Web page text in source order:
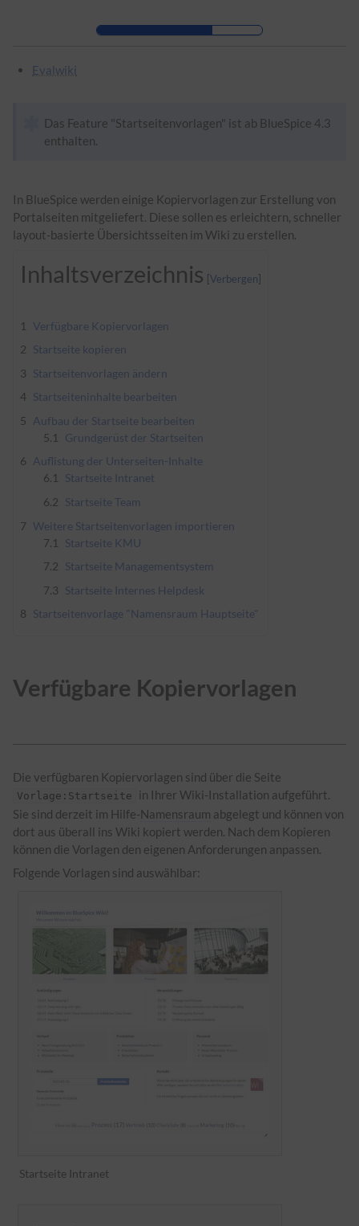
Zur Hauptnavigation
Evalwiki
Das Feature "Startseitenvorlagen" ist ab BlueSpice 4.3
enthalten.
In BlueSpice werden einige Kopiervorlagen zur Erstellung von
Portalseiten mitgeliefert. Diese sollen es erleichtern, schneller
layout-basierte Übersichtsseiten im Wiki zu erstellen.
Inhaltsverzeichnis
1
Verfügbare Kopiervorlagen
2 Startseite kopieren
3 Startseitenvorlagen ändern
4 Startseiteninhalte bearbeiten
5 Aufbau der Startseite bearbeiten
5.1
Grundgerüst der Startseiten
6 Auflistung der Unterseiten-Inhalte
6.1 Startseite Intranet
6.2 Startseite Team
7 Weitere Startseitenvorlagen importieren
7.1
Startseite KMU
7.2 Startseite Managementsystem
7.3 Startseite Internes Helpdesk
8 Startseitenvorlage "Namensraum Hauptseite"
Verfügbare Kopiervorlagen
Die verfügbaren Kopiervorlagen sind über die Seite
Vorlage:Startseite
in Ihrer Wiki-Installation aufgeführt.
Sie sind derzeit im Hilfe-Namensraum abgelegt und können von
dort aus überall ins Wiki kopiert werden. Nach dem Kopieren
können die Vorlagen den eigenen Anforderungen anpassen.
Folgende Vorlagen sind auswählbar:
Startseite Intranet